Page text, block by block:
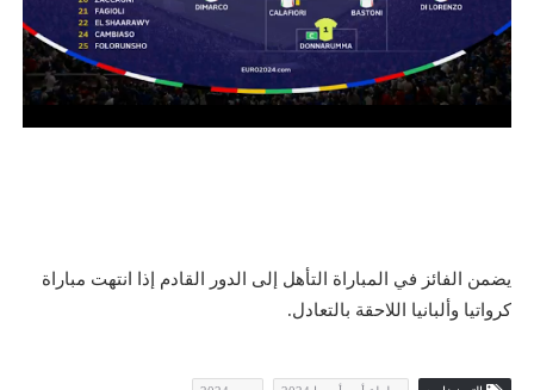
يضمن الفائز في المباراة التأهل إلى الدور القادم إذا انتهت مباراة
كرواتيا وألبانيا اللاحقة بالتعادل.